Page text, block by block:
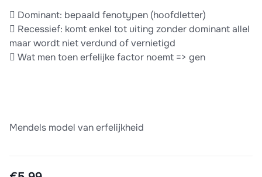
 Dominant: bepaald fenotypen (hoofdletter)
 Recessief: komt enkel tot uiting zonder dominant allel
maar wordt niet verdund of vernietigd
 Wat men toen erfelijke factor noemt => gen
Mendels model van erfelijkheid